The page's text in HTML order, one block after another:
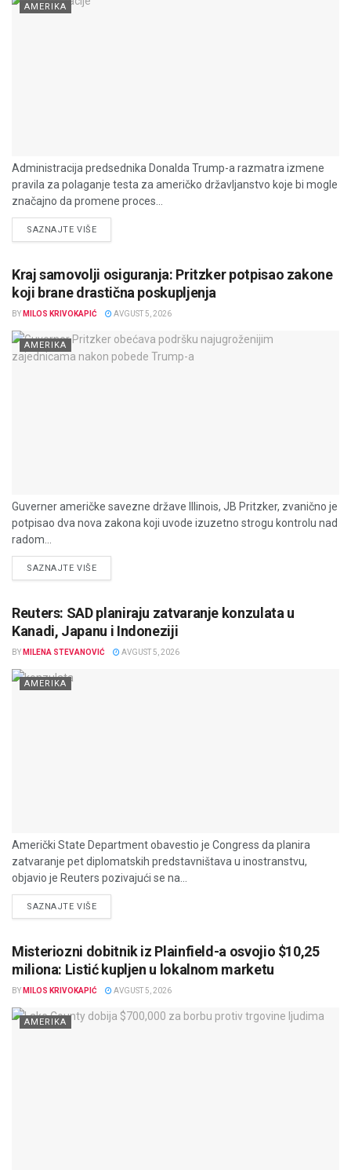
AMERIKA
Administracija predsednika Donalda Trump-a razmatra izmene
pravila za polaganje testa za američko državljanstvo koje bi mogle
značajno da promene proces...
SAZNAJTE VIŠEDETAILS
Kraj samovolji osiguranja: Pritzker potpisao zakone
koji brane drastična poskupljenja
BY MILOS KRIVOKAPIĆ AVGUST 5, 2026
AMERIKA
Guverner američke savezne države Illinois, JB Pritzker, zvanično je
potpisao dva nova zakona koji uvode izuzetno strogu kontrolu nad
radom...
SAZNAJTE VIŠEDETAILS
Reuters: SAD planiraju zatvaranje konzulata u
Kanadi, Japanu i Indoneziji
BY MILENA STEVANOVIĆ AVGUST 5, 2026
AMERIKA
Američki State Department obavestio je Congress da planira
zatvaranje pet diplomatskih predstavništava u inostranstvu,
objavio je Reuters pozivajući se na...
SAZNAJTE VIŠEDETAILS
Misteriozni dobitnik iz Plainfield-a osvojio $10,25
miliona: Listić kupljen u lokalnom marketu
BY MILOS KRIVOKAPIĆ AVGUST 5, 2026
AMERIKA